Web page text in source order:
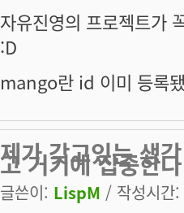
자유진영의 프로젝트가
:D
mango란 id 이미 등록
제가 갖고있는 생
고 거기에 집중한다
글쓴이: LispM / 작성시